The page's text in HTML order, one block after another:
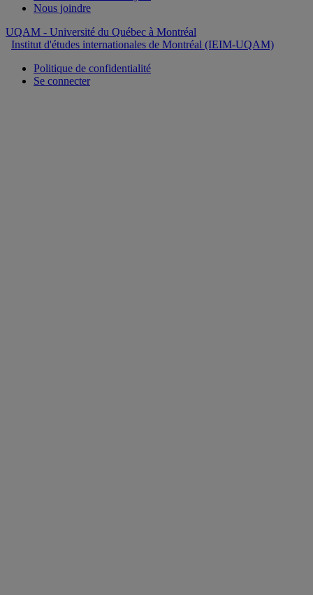
Nous joindre
UQAM - Université du Québec à Montréal
Institut d'études internationales de Montréal (IEIM-UQAM)
Politique de confidentialité
Se connecter